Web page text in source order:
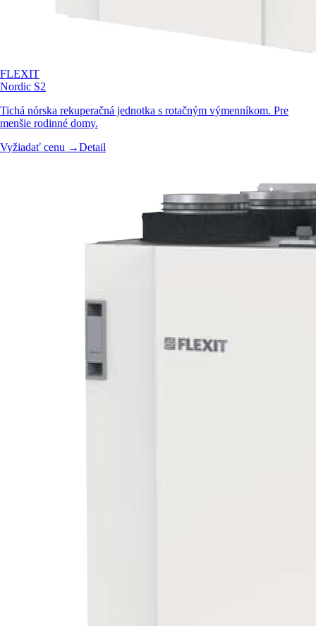
FLEXIT
Nordic S2
Tichá nórska rekuperačná jednotka s rotačným výmenníkom. Pre
menšie rodinné domy.
Vyžiadať cenu →Detail